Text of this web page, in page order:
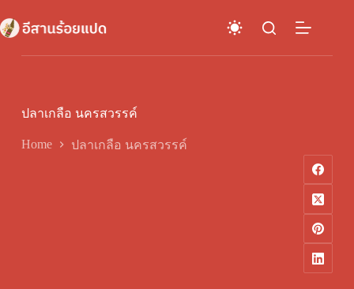
to
content
ปลาเกลือ นครสวรรค์
Home ปลาเกลือ นครสวรรค์